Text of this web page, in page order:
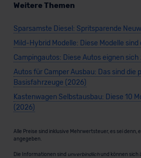
Weitere Themen
Sparsamste Diesel: Spritsparende
Mild-Hybrid Modelle: Diese Modelle sind
Campingautos: Diese Autos eignen
Autos für Camper Ausbau: Das sind die
Basisfahrzeuge (2026)
Kastenwagen Selbstausbau: Diese 10
(2026)
Alle Preise sind inklusive Mehrwertsteuer, es sei denn,
angegeben.
Die Informationen sind unverbindlichund können sich